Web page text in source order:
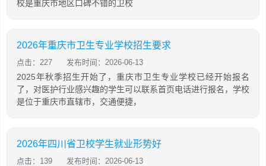
校是重庆市地区口碑不错的卫校
2026年重庆市卫生专业学校招生要求
点击：227 发布时间：2026-06-13
2025年秋季招生开始了，重庆市卫生专业学校已经开始报名
了，对医护行业感兴趣的学生可以联系首页电话进行报名，学校
是位于重庆市直辖市，交通便捷，
2026年四川省卫校学生就业形势好
点击：139 发布时间：2026-06-13